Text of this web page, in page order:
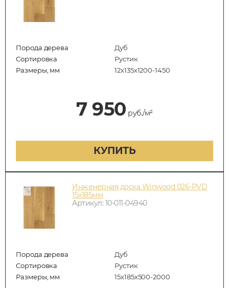
Порода дерева
Дуб
Сортировка
Рустик
Размеры, мм
12х135х1200-1450
7 950 руб./м²
КУПИТЬ
Инженерная доска Winwood 026-PVD
15х185мм
Артикул: 10-011-04940
Порода дерева
Дуб
Сортировка
Рустик
Размеры, мм
15х185х500-2000